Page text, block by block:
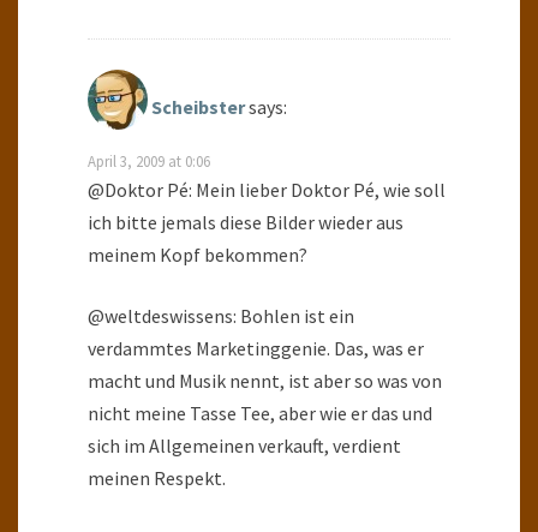
Scheibstersays:
April 3, 2009 at 0:06
@Doktor Pé: Mein lieber Doktor Pé, wie soll
ich bitte jemals diese Bilder wieder aus
meinem Kopf bekommen?
@weltdeswissens: Bohlen ist ein
verdammtes Marketinggenie. Das, was er
macht und Musik nennt, ist aber so was von
nicht meine Tasse Tee, aber wie er das und
sich im Allgemeinen verkauft, verdient
meinen Respekt.